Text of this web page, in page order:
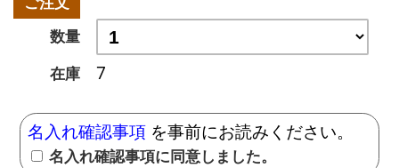
数量
在庫
7
名入れ確認事項 を事前にお読みください。
名入れ確認事項に同意しました。